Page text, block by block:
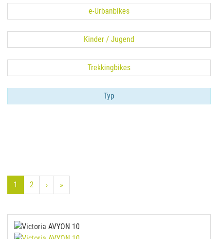
e-Urbanbikes
Kinder / Jugend
Trekkingbikes
Typ
1 2 › »